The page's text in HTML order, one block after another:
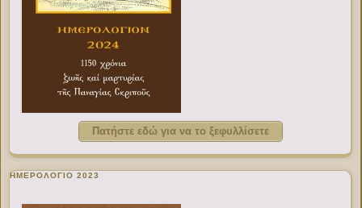
Πατήστε εδώ για να το ξεφυλλίσετε
ΗΜΕΡΟΛΟΓΙΟ 2023